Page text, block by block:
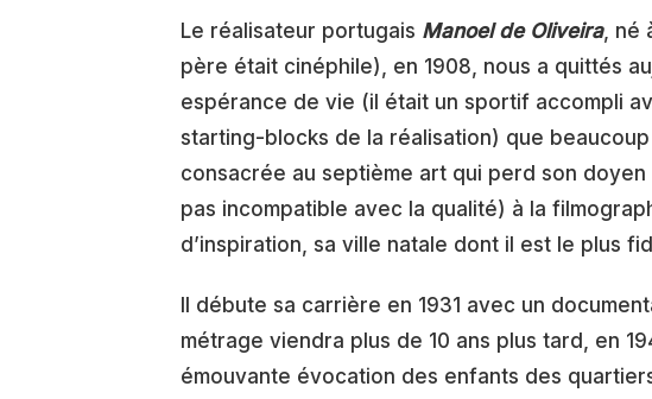
Le réalisateur portugais Manoel de Oliveira, né
père était cinéphile), en 1908, nous a quittés
espérance de vie (il était un sportif accompli
starting-blocks de la réalisation) que
consacrée au septième art qui perd son
pas incompatible avec la qualité) à la
d’inspiration, sa ville natale dont il est le plus
Il débute sa carrière en 1931 avec un
métrage viendra plus de 10 ans plus tard, en
émouvante évocation des enfants des